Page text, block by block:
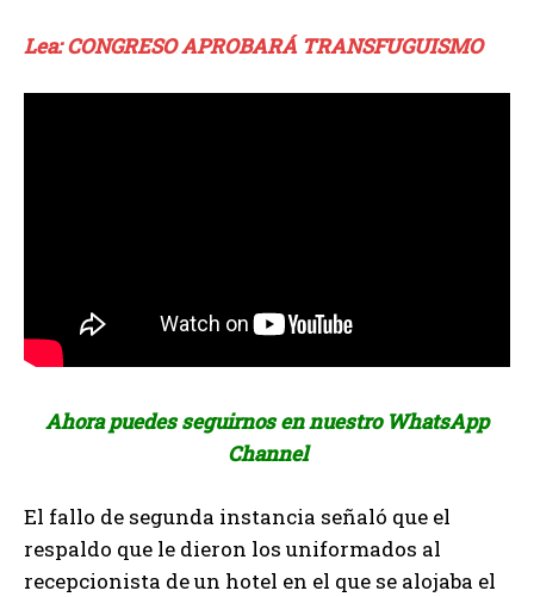
Lea: CONGRESO APROBARÁ TRANSFUGUISMO
Ahora puedes seguirnos en nuestro WhatsApp
Channel
El fallo de segunda instancia señaló que el
respaldo que le dieron los uniformados al
recepcionista de un hotel en el que se alojaba el